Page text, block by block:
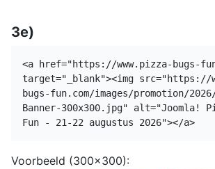
3e)
<a href="https://www.pizza-bugs-
target="_blank"><img src="https://
bugs-fun.com/images/promotion/
Banner-300x300.jpg" alt="Joomla!
Fun - 21-22 augustus 2026"></a>
Voorbeeld (300x300):